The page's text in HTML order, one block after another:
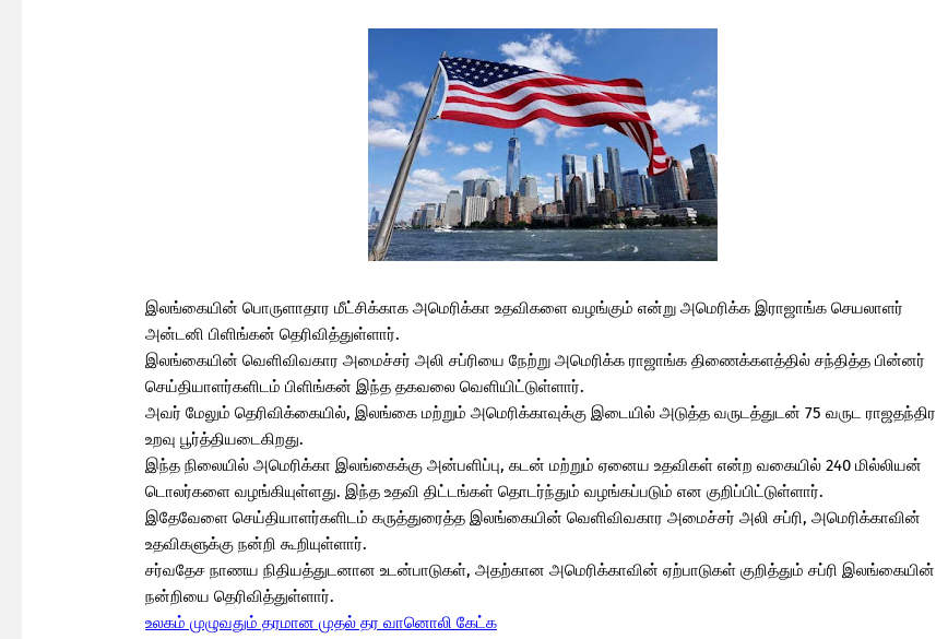
இலங்கையின் பொருளாதார மீட்சிக்காக அமெரிக்கா உதவிகளை வழங்கும் என்று அமெரிக்க இராஜாங்க செயலாளர்
அன்டனி பிளிங்கன் தெரிவித்துள்ளார்.
இலங்கையின் வெளிவிவகார அமைச்சர் அலி சப்ரியை நேற்று அமெரிக்க ராஜாங்க திணைக்களத்தில் சந்தித்த பின்னர்
செய்தியாளர்களிடம் பிளிங்கன் இந்த தகவலை வெளியிட்டுள்ளார்.
அவர் மேலும் தெரிவிக்கையில், இலங்கை மற்றும் அமெரிக்காவுக்கு இடையில் அடுத்த வருடத்துடன் 75 வருட ராஜதந்திர
உறவு பூர்த்தியடைகிறது.
இந்த நிலையில் அமெரிக்கா இலங்கைக்கு அன்பளிப்பு, கடன் மற்றும் ஏனைய உதவிகள் என்ற வகையில் 240 மில்லியன்
டொலர்களை வழங்கியுள்ளது. இந்த உதவி திட்டங்கள் தொடர்ந்தும் வழங்கப்படும் என குறிப்பிட்டுள்ளார்.
இதேவேளை செய்தியாளர்களிடம் கருத்துரைத்த இலங்கையின் வெளிவிவகார அமைச்சர் அலி சப்ரி, அமெரிக்காவின்
உதவிகளுக்கு நன்றி கூறியுள்ளார்.
சர்வதேச நாணய நிதியத்துடனான உடன்பாடுகள், அதற்கான அமெரிக்காவின் ஏற்பாடுகள் குறித்தும் சப்ரி இலங்கையின்
நன்றியை தெரிவித்துள்ளார்.
உலகம் முழுவதும் தரமான முதல் தர வானொலி கேட்க